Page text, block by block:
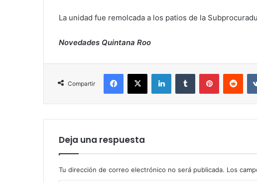
La unidad fue remolcada a los patios de la
Novedades Quintana Roo
Compartir
Facebook
X LinkedInTumblr Pinterest
Deja una respuesta
Tu dirección de correo electrónico no será publicada. Los